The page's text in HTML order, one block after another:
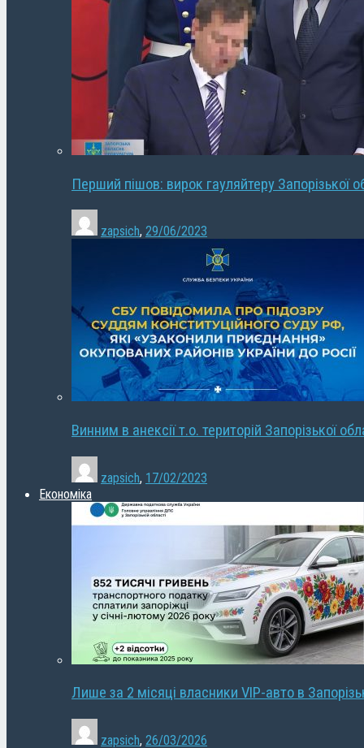
Перший пішов: вирок гауляйтеру Запорізької
zapsich, 29/06/2023
Винним в анексії т.о. територій Запорізької
zapsich, 17/02/2023
Економіка
Лише за 2 місяці власники VIP-авто в
zapsich, 26/03/2026